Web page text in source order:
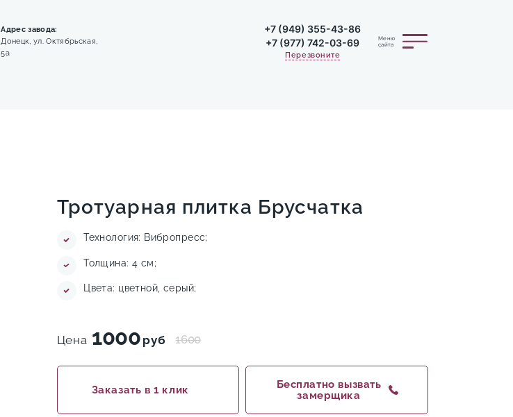
Адрес завода:
Донецк, ул. Октябрьская,
5а
+7 (949) 355-43-86
+7 (977) 742-03-69
Перезвоните
Меню
сайта
Тротуарная плитка Брусчатка
Технология: Вибропресс;
Толщина: 4 см;
Цвета: цветной, серый;
Цена 1000 руб 1600
Заказать в 1 клик
Бесплатно вызвать
замерщика